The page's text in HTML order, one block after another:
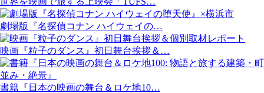
劇場版『名探偵コナン ハイウェイの…
映画『粒子のダンス』初日舞台挨拶＆…
書籍『日本の映画の舞台＆ロケ地10…